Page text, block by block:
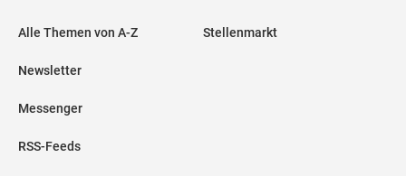
Alle Themen von A-Z
Newsletter
Messenger
RSS-Feeds
Stellenmarkt